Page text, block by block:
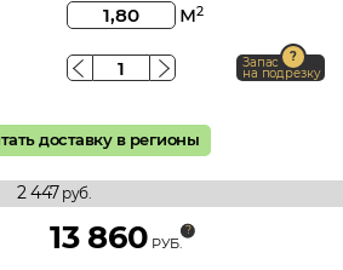
м2
Запас
на подрезку
доставку в регионы
2 447руб.
13 860 РУБ.